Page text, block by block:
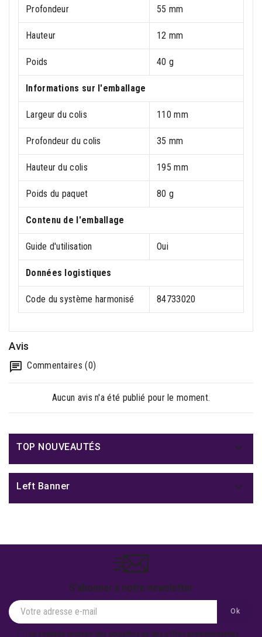
Profondeur 55 mm
Hauteur 12 mm
Poids 40 g
Informations sur l'emballage
Largeur du colis 110 mm
Profondeur du colis 35 mm
Hauteur du colis 195 mm
Poids du paquet 80 g
Contenu de l'emballage
Guide d'utilisation Oui
Données logistiques
Code du système harmonisé 84733020
Avis
Commentaires (0)
Aucun avis n'a été publié pour le moment.
TOP NOUVEAUTÉS 
Left Banner 
S'abonner à notre newsletter
Je souhaite recevoir des actualités ou des offres promotionnelles